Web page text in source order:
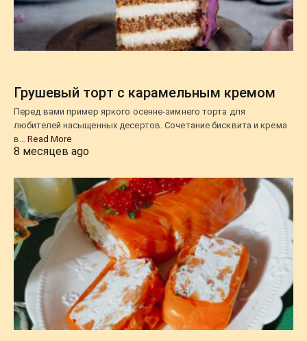
Грушевый торт с карамельным кремом
Перед вами пример яркого осенне-зимнего торта для
любителей насыщенных десертов. Сочетание бисквита и крема
в…Read More
8 месяцев ago